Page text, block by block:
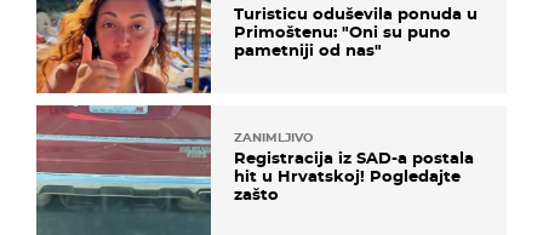
Turisticu oduševila ponuda u
Primoštenu: "Oni su puno
pametniji od nas"
ZANIMLJIVO
Registracija iz SAD-a postala
hit u Hrvatskoj! Pogledajte
zašto